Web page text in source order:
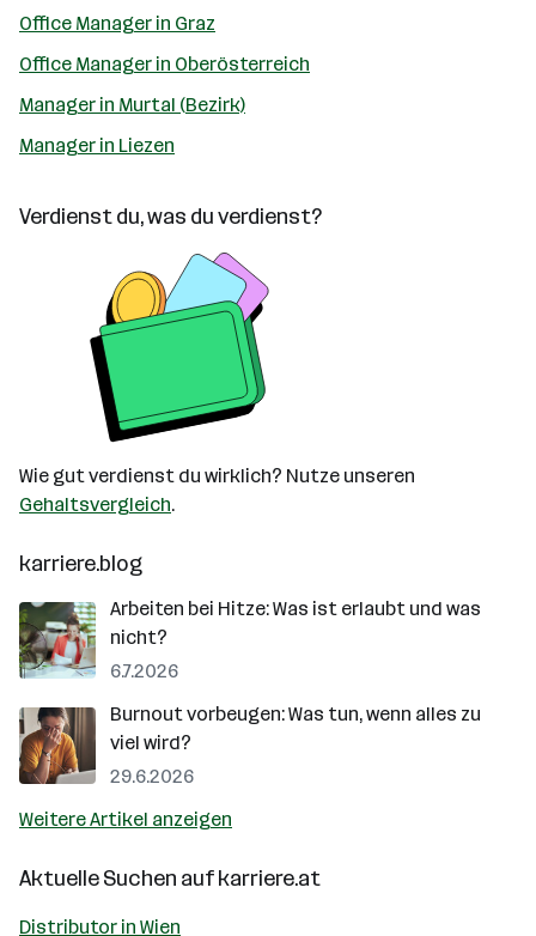
Office Manager in Graz
Office Manager in Oberösterreich
Manager in Murtal (Bezirk)
Manager in Liezen
Verdienst du, was du verdienst?
Wie gut verdienst du wirklich? Nutze unseren
Gehaltsvergleich.
karriere.blog
Arbeiten bei Hitze: Was ist erlaubt und was
nicht?
6.7.2026
Burnout vorbeugen: Was tun, wenn alles zu
viel wird?
29.6.2026
Weitere Artikel anzeigen
Aktuelle Suchen aufkarriere.at
Distributor in Wien